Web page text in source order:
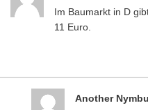
Im Baumarkt in D
11 Euro.
Another